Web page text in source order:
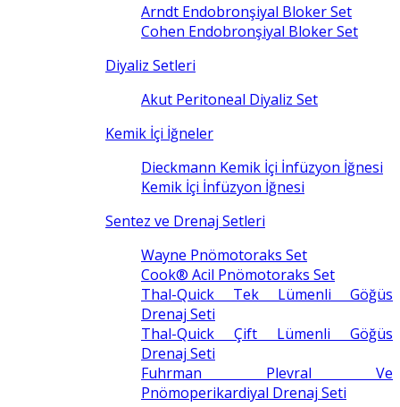
Arndt Endobronşiyal Bloker Set
Cohen Endobronşiyal Bloker Set
Diyaliz Setleri
Akut Peritoneal Diyaliz Set
Kemik İçi İğneler
Dieckmann Kemik İçi İnfüzyon İğnesi
Kemik İçi İnfüzyon İğnesi
Sentez ve Drenaj Setleri
Wayne Pnömotoraks Set
Cook® Acil Pnömotoraks Set
Thal-Quick Tek Lümenli Göğüs
Drenaj Seti
Thal-Quick Çift Lümenli Göğüs
Drenaj Seti
Fuhrman Plevral Ve
Pnömoperikardiyal Drenaj Seti